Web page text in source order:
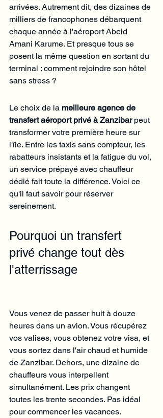
arrivées. Autrement dit, des dizaines de
milliers de francophones débarquent
chaque année à l'aéroport Abeid
Amani Karume. Et presque tous se
posent la même question en sortant du
terminal : comment rejoindre son hôtel
sans stress ?
Le choix de la meilleure agence de
transfert aéroport privé à Zanzibar peut
transformer votre première heure sur
l'île. Entre les taxis sans compteur, les
rabatteurs insistants et la fatigue du vol,
un service prépayé avec chauffeur
dédié fait toute la différence. Voici ce
qu'il faut savoir pour réserver
sereinement.
Pourquoi un transfert
privé change tout dès
l'atterrissage
Vous venez de passer huit à douze
heures dans un avion. Vous récupérez
vos valises, vous obtenez votre visa, et
vous sortez dans l'air chaud et humide
de Zanzibar. Dehors, une dizaine de
chauffeurs vous interpellent
simultanément. Les prix changent
toutes les trente secondes. Pas idéal
pour commencer les vacances.